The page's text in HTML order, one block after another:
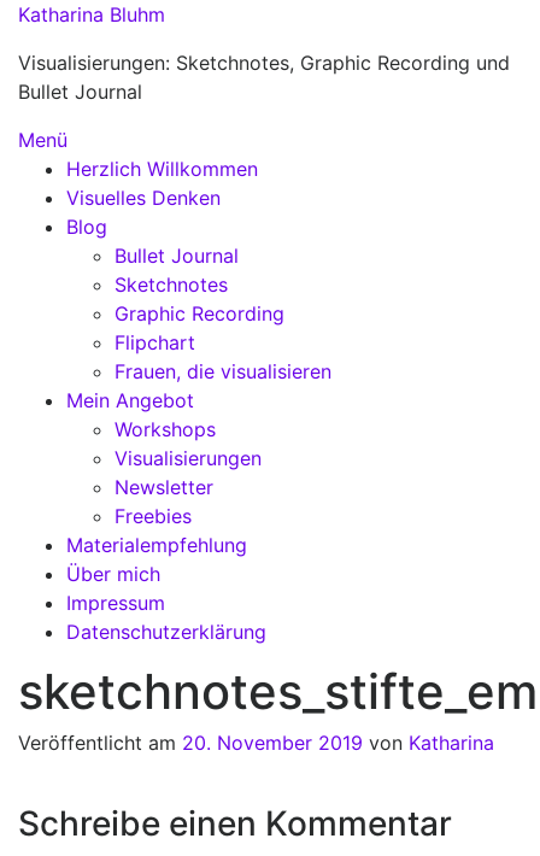
Zum
springen
Katharina Bluhm
Visualisierungen: Sketchnotes, Graphic Recording und
Bullet Journal
Menü
Herzlich Willkommen
Visuelles Denken
Blog
Bullet Journal
Sketchnotes
Graphic Recording
Flipchart
Frauen, die visualisieren
Mein Angebot
Workshops
Visualisierungen
Newsletter
Freebies
Materialempfehlung
Über mich
Impressum
Datenschutzerklärung
Veröffentlicht am 20. November 2019 von Katharina
Schreibe einen Kommentar